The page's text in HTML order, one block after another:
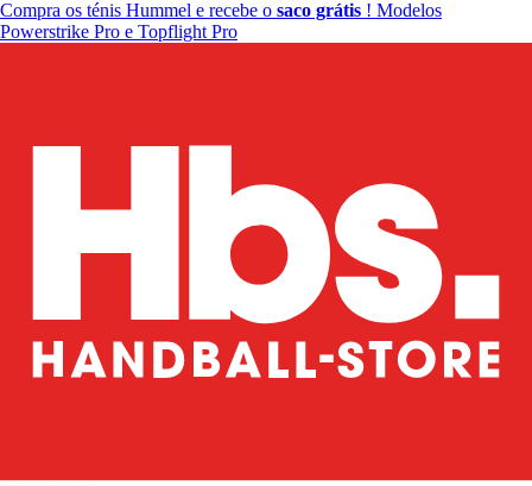
Compra os ténis Hummel e recebe o saco grátis ! Modelos
Powerstrike Pro e Topflight Pro